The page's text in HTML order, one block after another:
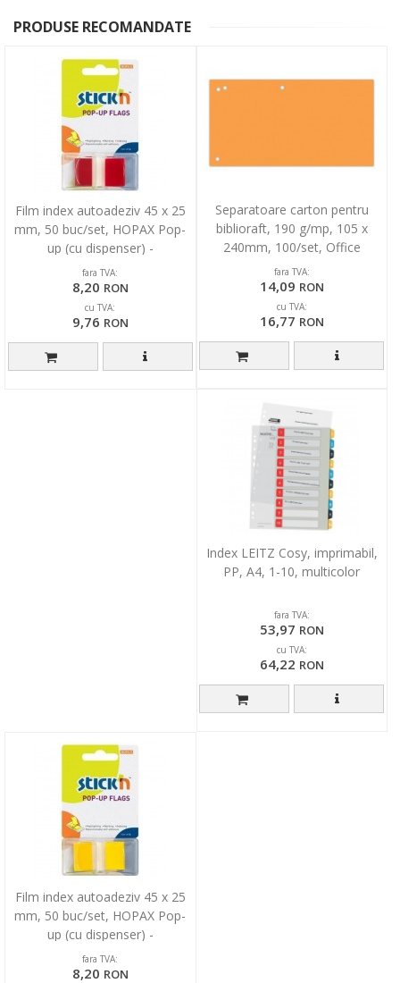
PRODUSE RECOMANDATE
Film index autoadeziv 45 x 25
mm, 50 buc/set, HOPAX Pop-
up (cu dispenser) -
transparent/rosu
fara TVA:
8,20 RON
cu TVA:
9,76 RON
Separatoare carton pentru
biblioraft, 190 g/mp, 105 x
240mm, 100/set, Office
Products Duo - orange
fara TVA:
14,09 RON
cu TVA:
16,77 RON
Index LEITZ Cosy, imprimabil,
PP, A4, 1-10, multicolor
fara TVA:
53,97 RON
cu TVA:
64,22 RON
Film index autoadeziv 45 x 25
mm, 50 buc/set, HOPAX Pop-
up (cu dispenser) -
transparent/galben
fara TVA:
8,20 RON